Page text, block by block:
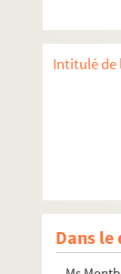
Intitulé
Dans le
Ms
Ms
Ms
Ms
Ms